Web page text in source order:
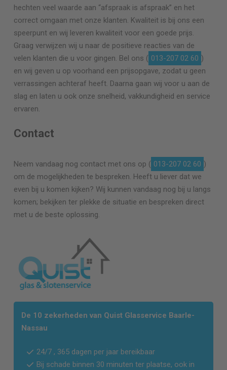
hechten veel waarde aan “afspraak is afspraak” en het
correct omgaan met onze klanten. Kwaliteit is bij ons een
speerpunt en wij leveren kwaliteit voor een goede prijs.
Graag verwijzen wij u naar de positieve reacties van de
velen klanten die u voor gingen. Bel ons ( 013-207 02 60 )
en wij geven u op voorhand een prijsopgave, zodat u geen
verrassingen achteraf heeft. Daarna gaan wij voor u aan de
slag en laten u ook onze snelheid, vakkundigheid en service
ervaren.
Contact
Neem vandaag nog contact met ons op ( 013-207 02 60 )
om de mogelijkheden te bespreken. Heeft u liever dat we
even bij u komen kijken? Wij kunnen vandaag nog bij u langs
komen; bekijken ter plekke de situatie en bespreken direct
met u de beste oplossing.
De 10 zekerheden van Quist Glasservice Baarle-
Nassau
24/7 , 365 dagen per jaar bereikbaar
Bij schade binnen 30 minuten ter plaatse, ook in